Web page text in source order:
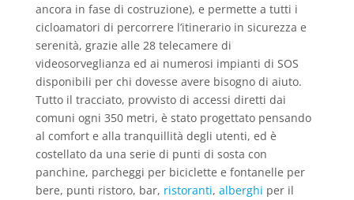
ancora in fase di costruzione), e permette a tutti i
cicloamatori di percorrere l’itinerario in sicurezza e
serenità, grazie alle 28 telecamere di
videosorveglianza ed ai numerosi impianti di SOS
disponibili per chi dovesse avere bisogno di aiuto.
Tutto il tracciato, provvisto di accessi diretti dai
comuni ogni 350 metri, è stato progettato pensando
al comfort e alla tranquillità degli utenti, ed è
costellato da una serie di punti di sosta con
panchine, parcheggi per biciclette e fontanelle per
bere, punti ristoro, bar, ristoranti, alberghi per il